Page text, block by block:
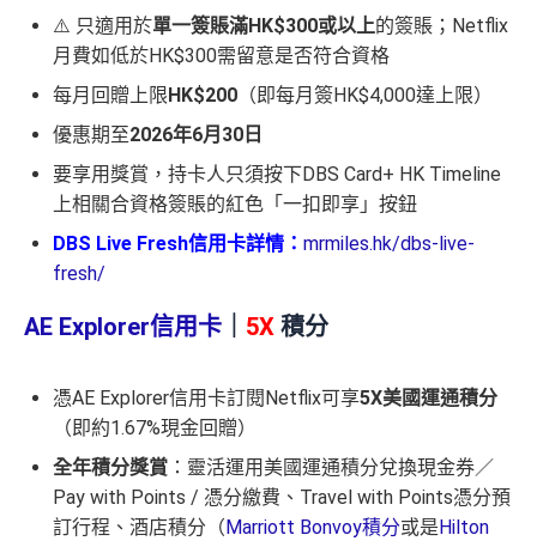
⚠️ 只適用於單一簽賬滿HK$300或以上的簽賬；Netflix
月費如低於HK$300需留意是否符合資格
每月回贈上限HK$200 （即每月簽HK$4,000達上限）
優惠期至2026年6月30日
要享用獎賞，持卡人只須按下DBS Card+ HK Timeline
上相關合資格簽賬的紅色「一扣即享」按鈕
DBS Live Fresh信用卡詳情： mrmiles.hk/dbs-live-
fresh/
AE Explorer信用卡 5X 積分
憑AE Explorer信用卡訂閱Netflix可享5X美國運通積分
（即約1.67%現金回贈）
全年積分獎賞 ：靈活運用美國運通積分兌換現金券／
Pay with Points / 憑分繳費、Travel with Points憑分預
訂行程、酒店積分（ Marriott Bonvoy積分或是 Hilton